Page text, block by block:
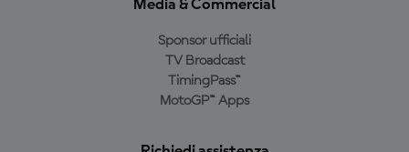
Media & Commercial
Sponsor ufficiali
TV Broadcast
TimingPass™
MotoGP™ Apps